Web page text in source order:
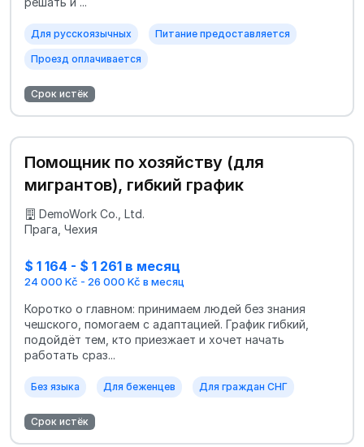
Для русскоязычных Питание предоставляется
Проезд оплачивается
Срок истёк
Помощник по хозяйству (для
мигрантов), гибкий график
DemoWork Co., Ltd.
Прага, Чехия
$ 1 164 - $ 1 261 в месяц
24 000 Kč - 26 000 Kč в месяц
Коротко о главном: принимаем людей без знания
чешского, помогаем с адаптацией. График гибкий,
подойдёт тем, кто приезжает и хочет начать
работать сраз...
Без языка Для беженцев Для граждан СНГ
Срок истёк